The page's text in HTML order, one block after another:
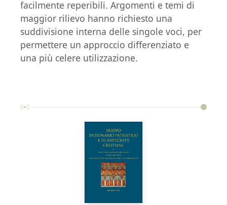
facilmente reperibili. Argomenti e temi di
maggior rilievo hanno richiesto una
suddivisione interna delle singole voci, per
permettere un approccio differenziato e
una più celere utilizzazione.